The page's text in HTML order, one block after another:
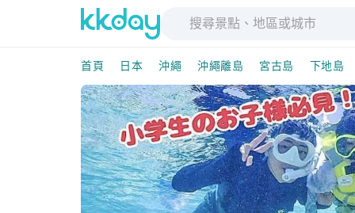
首頁 日本 沖繩 沖繩離島 宮古島 下地島